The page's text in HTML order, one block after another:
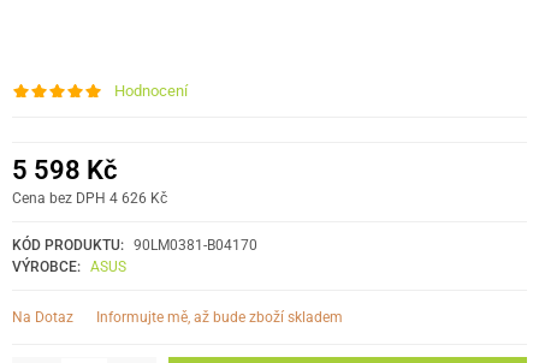
Hodnocení
5 598 Kč
Cena bez DPH 4 626 Kč
KÓD PRODUKTU: 90LM0381-B04170
VÝROBCE: ASUS
Na Dotaz informujte mě, až bude zboží skladem